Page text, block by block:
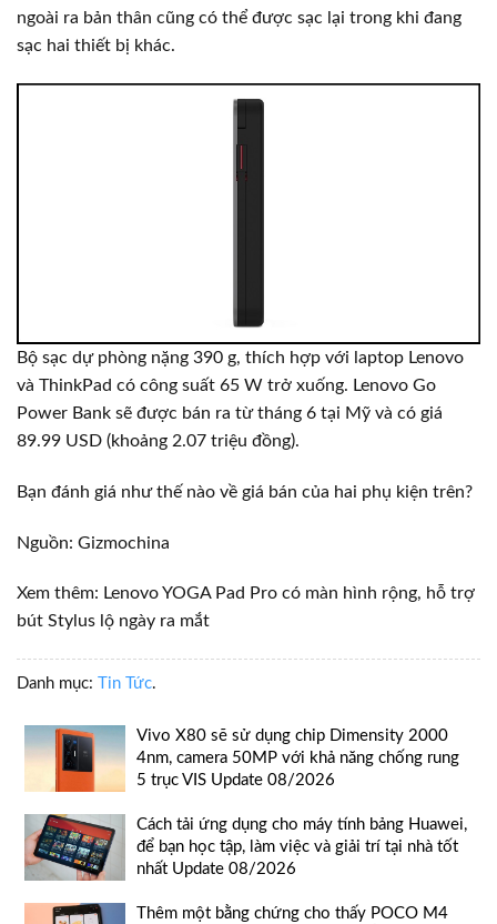
ngoài ra bản thân cũng có thể được sạc lại trong khi đang
sạc hai thiết bị khác.
Bộ sạc dự phòng nặng 390 g, thích hợp với laptop Lenovo
và ThinkPad có công suất 65 W trở xuống. Lenovo Go
Power Bank sẽ được bán ra từ tháng 6 tại Mỹ và có giá
89.99 USD (khoảng 2.07 triệu đồng).
Bạn đánh giá như thế nào về giá bán của hai phụ kiện trên?
Nguồn: Gizmochina
Xem thêm: Lenovo YOGA Pad Pro có màn hình rộng, hỗ trợ
bút Stylus lộ ngày ra mắt
Danh mục: Tin Tức.
Vivo X80 sẽ sử dụng chip Dimensity 2000
4nm, camera 50MP với khả năng chống rung
5 trục VIS Update 08/2026
Cách tải ứng dụng cho máy tính bảng Huawei,
để bạn học tập, làm việc và giải trí tại nhà tốt
nhất Update 08/2026
Thêm một bằng chứng cho thấy POCO M4